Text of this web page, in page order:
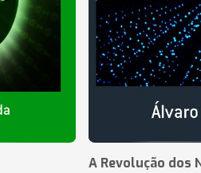
A Revolução dos